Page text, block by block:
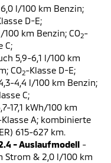
l/100 km Benzin;
D-E;
km Benzin; CO2-
C;
5,9-6,1 l/100 km
CO2-Klasse D-E;
4,4 l/100 km Benzin;
C;
17,1 kWh/100 km
A; kombinierte
615-627 km.
- Auslaufmodell -
Strom & 2,0 l/100 km